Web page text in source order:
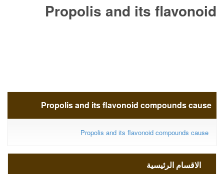
Propolis and its flavonoid
Propolis and its flavonoid compounds cause
Propolis and its flavonoid compounds cause
الاقسام الرئيسية